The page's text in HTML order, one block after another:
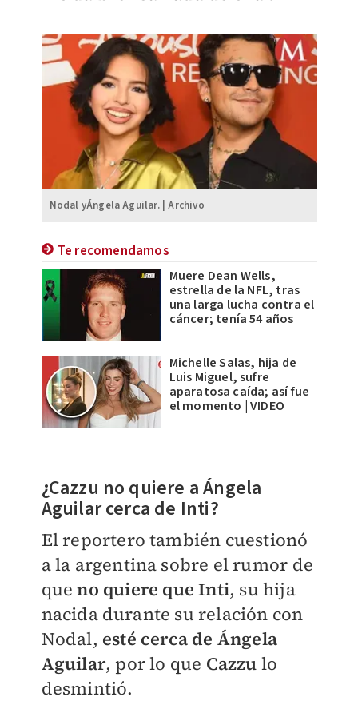
Nodal yÁngela Aguilar. | Archivo
Te recomendamos
Muere Dean Wells,
estrella de la NFL, tras
una larga lucha contra el
cáncer; tenía 54 años
Michelle Salas, hija de
Luis Miguel, sufre
aparatosa caída; así fue
el momento | VIDEO
¿Cazzu no quiere a Ángela
Aguilar cerca de Inti?
El reportero también cuestionó
a la argentina sobre el rumor de
queno quiere que Inti, su hija
nacida durante su relación con
Nodal, esté cerca de Ángela
Aguilar, por lo que Cazzu lo
desmintió.